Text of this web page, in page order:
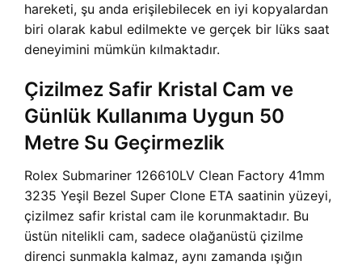
hareketi, şu anda erişilebilecek en iyi kopyalardan
biri olarak kabul edilmekte ve gerçek bir lüks saat
deneyimini mümkün kılmaktadır.
Çizilmez Safir Kristal Cam ve
Günlük Kullanıma Uygun 50
Metre Su Geçirmezlik
Rolex Submariner 126610LV Clean Factory 41mm
3235 Yeşil Bezel Super Clone ETA saatinin yüzeyi,
çizilmez safir kristal cam ile korunmaktadır. Bu
üstün nitelikli cam, sadece olağanüstü çizilme
direnci sunmakla kalmaz, aynı zamanda ışığın